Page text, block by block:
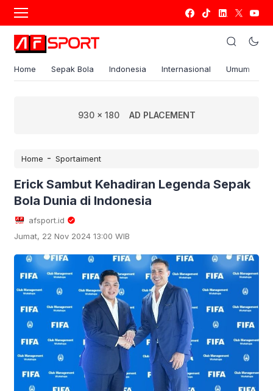
Home Sepak Bola Indonesia Internasional Umum
930 x 180 AD PLACEMENT
Home - Sportaiment
Erick Sambut Kehadiran Legenda Sepak
Bola Dunia di Indonesia
afsport.id
Jumat, 22 Nov 2024 13:00 WIB